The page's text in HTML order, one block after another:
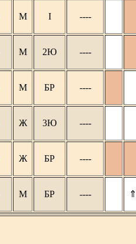
М I ----
М 2Ю ----
М БР ----
Ж 3Ю ----
Ж БР ----
М БР ---- ⇑